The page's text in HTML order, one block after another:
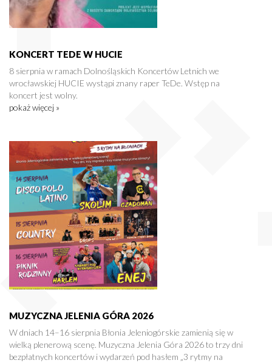
KONCERT TEDE W HUCIE
8 sierpnia w ramach Dolnośląskich Koncertów Letnich we
wrocławskiej HUCIE wystąpi znany raper TeDe. Wstęp na
koncert jest wolny.
pokaż więcej »
MUZYCZNA JELENIA GÓRA 2026
W dniach 14–16 sierpnia Błonia Jeleniogórskie zamienią się w
wielką plenerową scenę. Muzyczna Jelenia Góra 2026 to trzy dni
bezpłatnych koncertów i wydarzeń pod hasłem „3 rytmy na